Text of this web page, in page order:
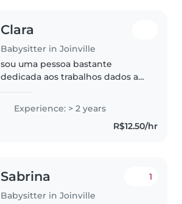
Clara
Babysitter in Joinville
sou uma pessoa bastante
dedicada aos trabalhos dados a
zelando pelo bem estar dos
pequenos,sendo paciente e
ajudando os pequenos em cada
Experience: > 2 years
R$12.50/hr
Sabrina
Babysitter in Joinville
1